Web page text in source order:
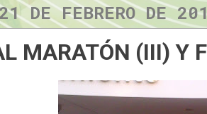
DE FEBRERO DE
MARATÓN (III) Y